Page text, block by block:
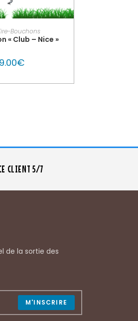
MON GLOUTON
Bouchons
« Club – Nice »
€
CLIENT 5/7
de la sortie des
M'INSCRIRE